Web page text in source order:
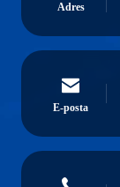
Adres
E-posta